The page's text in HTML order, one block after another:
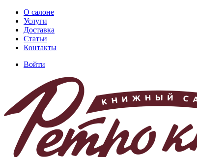
Перейти
основному
содержанию
Основная
навигация
О салоне
Услуги
Доставка
Статьи
Контакты
учётной
записи
пользователя
Войти